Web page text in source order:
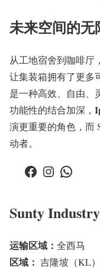
未来空间的无
从工地宿舍到咖啡厅
让集装箱拥有了更多
是一种高效、自由、
功能性的结合加深，
演更重要的角色，而
动者。
Facebook Instagram WhatsApp
Sunty
运输区域： 全西马
区域： 吉隆坡（KL）